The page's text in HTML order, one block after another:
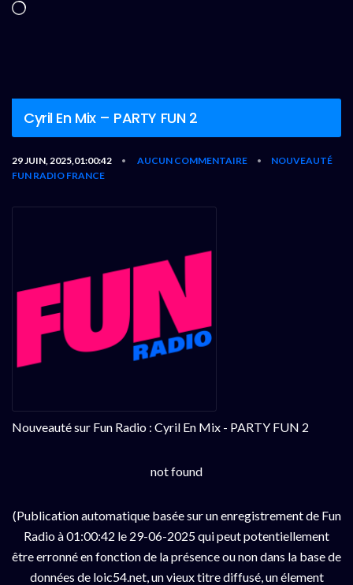
Chargement…
Cyril En Mix – PARTY FUN 2
29 JUIN, 2025,01:00:42 • AUCUN COMMENTAIRE •
NOUVEAUTÉ
FUN RADIO FRANCE
Nouveauté sur Fun Radio : Cyril En Mix - PARTY FUN 2
not found
(Publication automatique basée sur un enregistrement de Fun
Radio à 01:00:42 le 29-06-2025 qui peut potentiellement
être erronné en fonction de la présence ou non dans la base de
données de loic54.net, un vieux titre diffusé, un élement